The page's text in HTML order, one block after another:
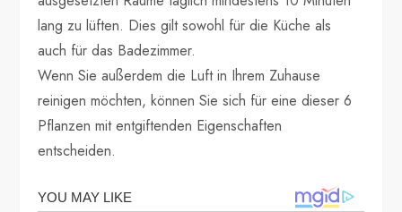
lang zu lüften. Dies gilt sowohl für die Küche als
auch für das Badezimmer.
Wenn Sie außerdem die Luft in Ihrem Zuhause
reinigen möchten, können Sie sich für eine dieser 6
Pflanzen mit entgiftenden Eigenschaften
entscheiden.